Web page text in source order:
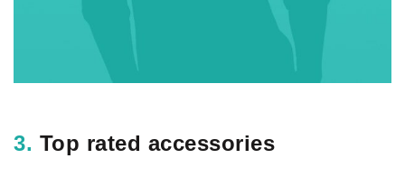
3. Top rated accessories